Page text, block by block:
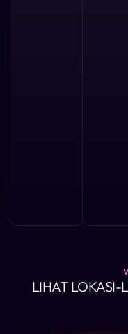
LIHAT LOKASI-